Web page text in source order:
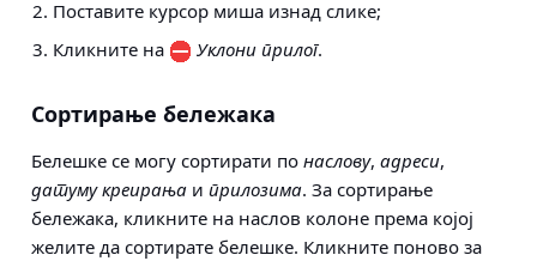
Поставите курсор миша изнад слике;
Кликните на
Уклони прилог.
Сортирање бележака
Белешке се могу сортирати пo наслову, адреси,
датуму креирања и прилозима. За сортирање
бележака, кликните на наслов колоне према којој
желите да сортирате белешке. Кликните поново за